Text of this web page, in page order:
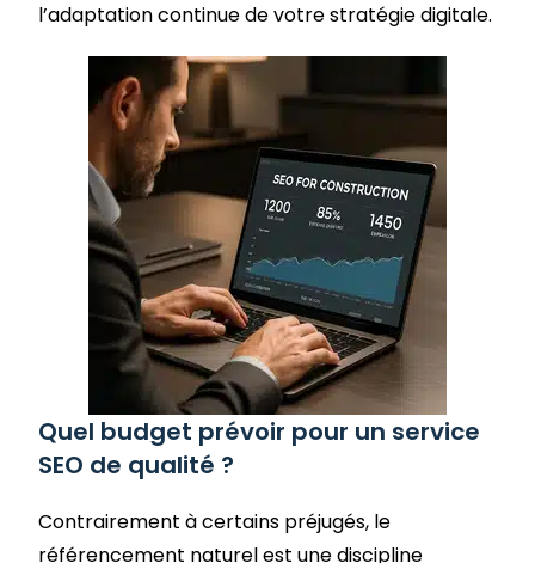
l’adaptation continue de votre stratégie digitale.
Quel budget prévoir pour un service
SEO de qualité ?
Contrairement à certains préjugés, le
référencement naturel est une discipline